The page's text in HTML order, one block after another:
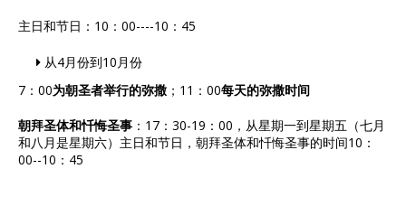
主日和节日：10：00----10：45
从4月份到10月份
7：00为朝圣者举行的弥撒 ；11：00每天的弥撒时间
朝拜圣体和忏悔圣事 ：17：30-19：00，从星期一到星期五（七月
和八月是星期六）主日和节日，朝拜圣体和忏悔圣事的时间10：
00--10：45